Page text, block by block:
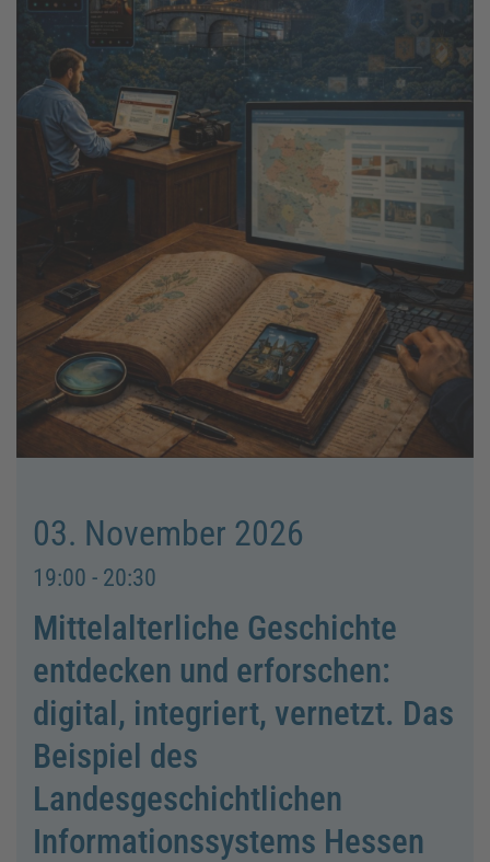
03. November 2026
19:00 - 20:30
Mittelalterliche Geschichte
entdecken und erforschen:
digital, integriert, vernetzt. Das
Beispiel des
Landesgeschichtlichen
Informationssystems Hessen